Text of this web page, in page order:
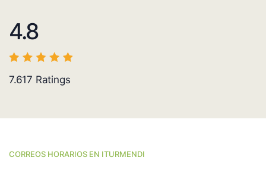
4.8
7.617 Ratings
CORREOS HORARIOS EN ITURMENDI